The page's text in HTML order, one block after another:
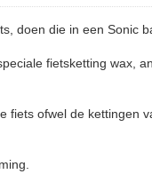
doen die in een Sonic
fietsketting wax,
fiets ofwel de kettingen